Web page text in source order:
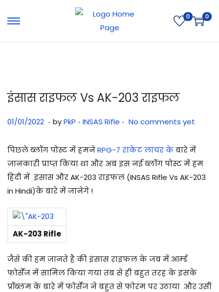
0 0
इंसास राइफल Vs AK-203 राइफल
Posted on
01/01/2022 2
/
0
7
/
0
2
5
. byPkP . Posted in
INSAS Rifle . No comments yet
पिछले ब्लॉग पोस्ट में हमनेRPG-7 राकेट लांचर केबारे में
जानकारी प्राप्त किया था और अब इस नई ब्लॉग पोस्ट में हम
हिंदी में इंसास और AK-203 राइफल (INSAS Rifle Vs AK-203
in Hindi)के बारे में जानेगे !
AK-203 Rifle
जैसे की हम जानते है की इंसास राइफल के जब में आर्म्ड
फोर्सेज में सामिल किया गया तब से ही बहुत तरह के इसके
प्रॉब्लम के बारे में फोर्सेज ने बहुत से फोरम पर उठाया और उसी